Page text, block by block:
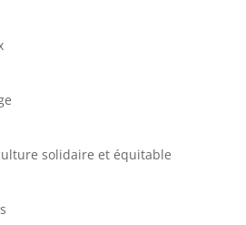
solidaire et équitable